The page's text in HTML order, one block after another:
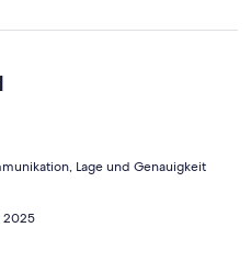
Lage und Genauigkeit
2025